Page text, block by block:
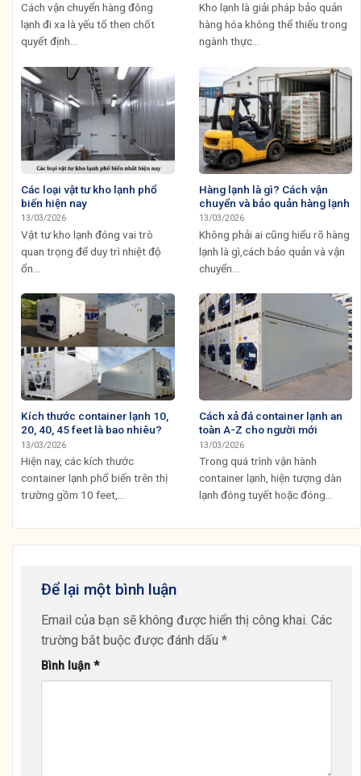
Cách vận chuyển hàng đông
lạnh đi xa là yếu tố then chốt
quyết định...
Kho lạnh là giải pháp bảo quản
hàng hóa không thể thiếu trong
ngành thực...
Các loại vật tư kho lạnh phổ
biến hiện nay
13/03/2026
Vật tư kho lạnh đóng vai trò
quan trọng để duy trì nhiệt độ
ổn...
Hàng lạnh là gì? Cách vận
chuyển và bảo quản hàng lạnh
13/03/2026
Không phải ai cũng hiểu rõ hàng
lạnh là gì,cách bảo quản và vận
chuyển...
Kích thước container lạnh 10,
20, 40, 45 feet là bao nhiêu?
13/03/2026
Hiện nay, các kích thước
container lạnh phổ biến trên thị
trường gồm 10 feet,...
Cách xả đá container lạnh an
toàn A-Z cho người mới
13/03/2026
Trong quá trình vận hành
container lạnh, hiện tượng dàn
lạnh đóng tuyết hoặc đóng...
Để lại một bình luận
Email của bạn sẽ không được hiển thị công khai. Các
trường bắt buộc được đánh dấu *
Bình luận *